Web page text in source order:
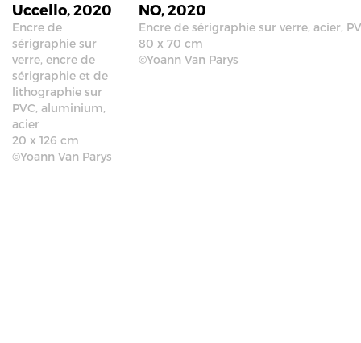
Uccello, 2020
Encre de
sérigraphie sur
verre, encre de
sérigraphie et de
lithographie sur
PVC, aluminium,
acier
20 x 126 cm
©Yoann Van Parys
NO, 2020
Encre de sérigraphie sur verre, acier,
80 x 70 cm
©Yoann Van Parys